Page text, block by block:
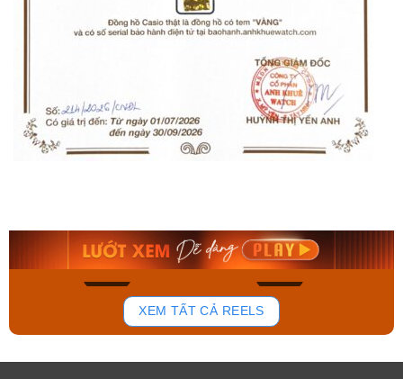
181
Mua ngay Mua ngay
XEM TẤT CẢ REELS